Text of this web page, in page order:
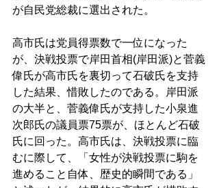
が自民党総裁に選出された。
高市氏は党員得票数で一位になった
が、決戦投票で岸田首相(岸田派)と菅義
偉氏が高市氏を裏切って石破氏を支持
した結果、惜敗したのである。岸田派
の大半と、菅義偉氏が支持した小泉進
次郎氏の議員票75票が、ほとんど石破
氏に回った。高市氏は、決戦投票に臨
むに際して、「女性が決戦投票に駒を
進めること自体、歴史的瞬間である」